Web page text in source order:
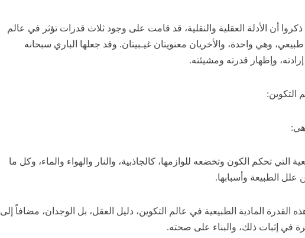
ذكروا أن الأدلة العقلية والنقلية، قد قامت على وجود ثلاث قدرات تؤثر في عالم
وهي واحدة، والأخريان معنويتان غيـبيتان. وقد جعلها الباري سبحانه
وإظهار قدرته ومشيئته.
التكوين:
هي:
التي تحكم الكون وتخضعه للوازمها، كالجاذبية، والنار والهواء والماء، وكل ما
علل الطبيعة وأسبابها.
القدرة المادية الطبيعية في عالم التكوين، دليل العقل، بل الوجدان، مضافاً إلى
في إثبات ذلك، والبناء على صحته.